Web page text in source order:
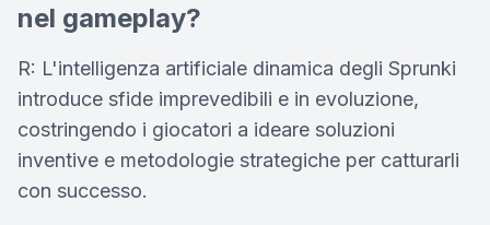
nel gameplay?
R: L'intelligenza artificiale dinamica degli Sprunki
introduce sfide imprevedibili e in evoluzione,
costringendo i giocatori a ideare soluzioni
inventive e metodologie strategiche per catturarli
con successo.